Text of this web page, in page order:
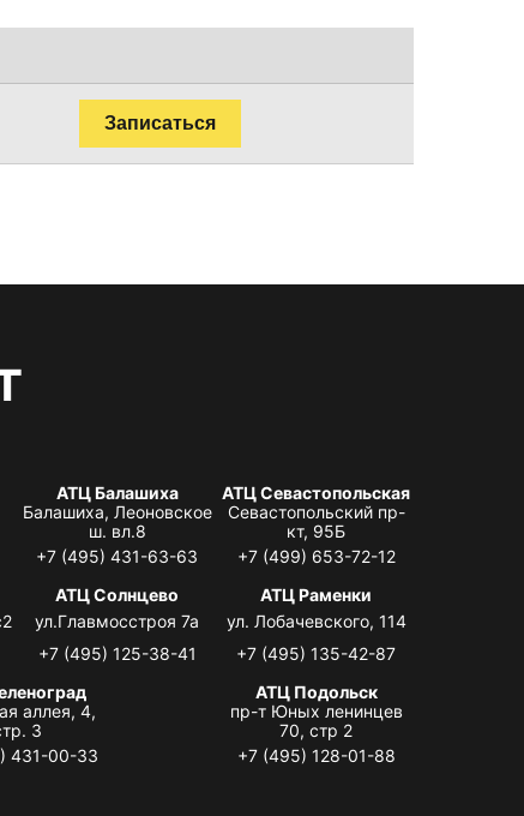
Записаться
АТЦ Балашиха
Балашиха, Леоновское
ш. вл.8
+7 (495) 431-63-63
АТЦ Севастопольская
Севастопольский пр-
кт, 95Б
+7 (499) 653-72-12
АТЦ Солнцево
ул.Главмосстроя 7а
+7 (495) 125-38-41
АТЦ Раменки
ул. Лобачевского, 114
+7 (495) 135-42-87
аллея, 4,
3
431-00-33
АТЦ Подольск
пр-т Юных ленинцев
70, стр 2
+7 (495) 128-01-88